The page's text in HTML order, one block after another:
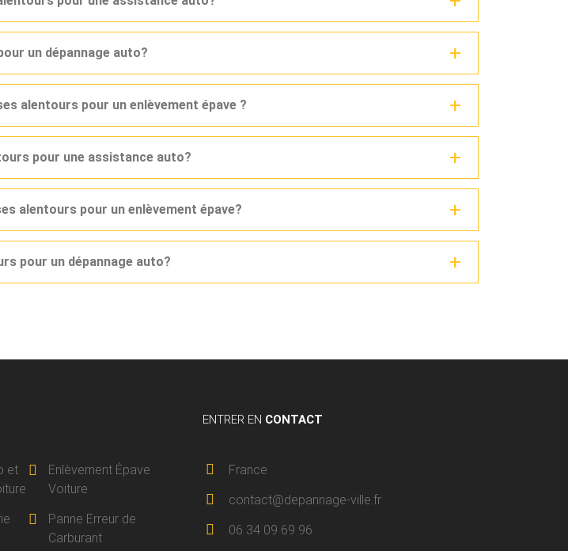
un dépannage auto?
alentours pour un enlèvement épave ?
pour une assistance auto?
alentours pour un enlèvement épave?
pour un dépannage auto?
et
Enlèvement Épave
Voiture
Panne Erreur de
Carburant
ENTRER EN CONTACT
France
contact@depannage-ville.fr
06 34 09 69 96